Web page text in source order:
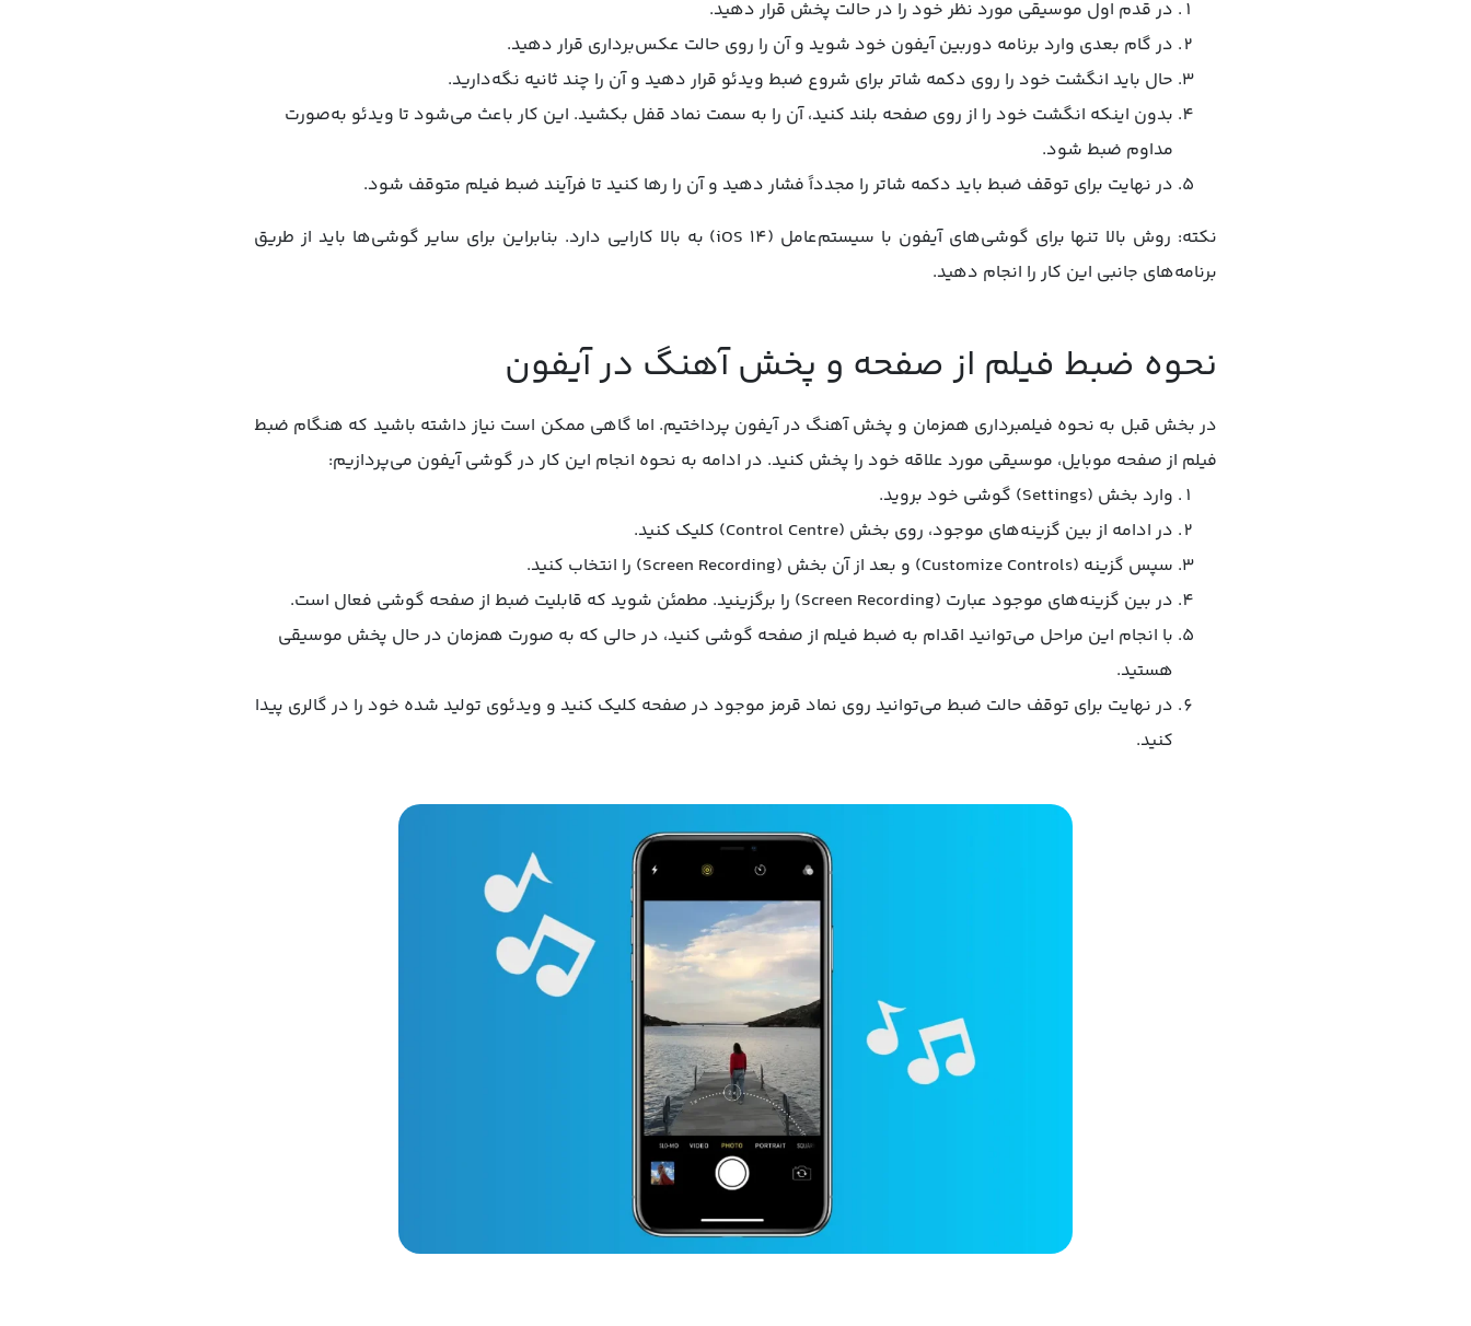
در قدم اول موسیقی مورد نظر خود را در حالت پخش قرار دهید.
در گام بعدی وارد برنامه دوربین آیفون خود شوید و آن را روی حالت عکس‌برداری قرار دهید.
حال باید انگشت خود را روی دکمه شاتر برای شروع ضبط ویدئو قرار دهید و آن را چند ثانیه نگه‌دارید.
بدون اینکه انگشت خود را از روی صفحه بلند کنید، آن را به سمت نماد قفل بکشید. این کار باعث می‌شود تا ویدئو به‌صورت
مداوم ضبط شود.
در نهایت برای توقف ضبط باید دکمه شاتر را مجدداً فشار دهید و آن را رها کنید تا فرآیند ضبط فیلم متوقف شود.
نکته: روش بالا تنها برای گوشی‌های آیفون با سیستم‌عامل (iOS 14) به بالا کارایی دارد. بنابراین برای سایر گوشی‌ها باید از طریق
برنامه‌های جانبی این کار را انجام دهید.
نحوه ضبط فیلم از صفحه و پخش آهنگ در آیفون
در بخش قبل به نحوه فیلمبرداری همزمان و پخش آهنگ در آیفون پرداختیم. اما گاهی ممکن است نیاز داشته باشید که هنگام ضبط
فیلم از صفحه موبایل، موسیقی مورد علاقه خود را پخش کنید. در ادامه به نحوه انجام این کار در گوشی آیفون می‌پردازیم:
وارد بخش (Settings) گوشی خود بروید.
در ادامه از بین گزینه‌های موجود، روی بخش (Control Centre) کلیک کنید.
سپس گزینه (Customize Controls) و بعد از آن بخش (Screen Recording) را انتخاب کنید.
در بین گزینه‌های موجود عبارت (Screen Recording) را برگزینید. مطمئن شوید که قابلیت ضبط از صفحه گوشی فعال است.
با انجام این مراحل می‌توانید اقدام به ضبط فیلم از صفحه گوشی کنید، در حالی که به صورت همزمان در حال پخش موسیقی
هستید.
در نهایت برای توقف حالت ضبط می‌توانید روی نماد قرمز موجود در صفحه کلیک کنید و ویدئوی تولید شده خود را در گالری پیدا
کنید.